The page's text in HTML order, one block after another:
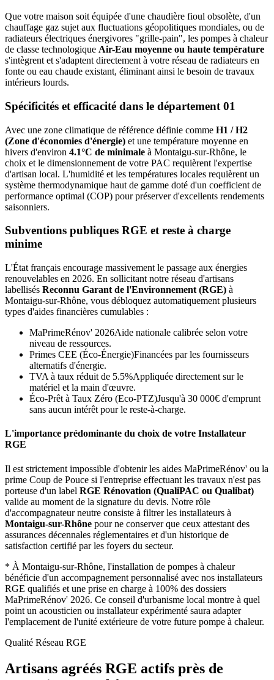
Que votre maison soit équipée d'une chaudière fioul obsolète, d'un
chauffage gaz sujet aux fluctuations géopolitiques mondiales, ou de
radiateurs électriques énergivores "grille-pain", les pompes à chaleur
de classe technologique Air-Eau moyenne ou haute température
s'intègrent et s'adaptent directement à votre réseau de radiateurs en
fonte ou eau chaude existant, éliminant ainsi le besoin de travaux
intérieurs lourds.
Spécificités et efficacité dans le département 01
Avec une zone climatique de référence définie comme H1 / H2
(Zone d'économies d'énergie) et une température moyenne en
hivers d'environ 4.1°C de minimale à Montaigu-sur-Rhône, le
choix et le dimensionnement de votre PAC requièrent l'expertise
d'artisan local. L'humidité et les températures locales requièrent un
système thermodynamique haut de gamme doté d'un coefficient de
performance optimal (COP) pour préserver d'excellents rendements
saisonniers.
Subventions publiques RGE et reste à charge
minime
L'État français encourage massivement le passage aux énergies
renouvelables en 2026. En sollicitant notre réseau d'artisans
labellisés Reconnu Garant de l'Environnement (RGE) à
Montaigu-sur-Rhône, vous débloquez automatiquement plusieurs
types d'aides financières cumulables :
MaPrimeRénov' 2026Aide nationale calibrée selon votre
niveau de ressources.
Primes CEE (Éco-Énergie)Financées par les fournisseurs
alternatifs d'énergie.
TVA à taux réduit de 5.5%Appliquée directement sur le
matériel et la main d'œuvre.
Éco-Prêt à Taux Zéro (Eco-PTZ)Jusqu'à 30 000€ d'emprunt
sans aucun intérêt pour le reste-à-charge.
L'importance prédominante du choix de votre Installateur
RGE
Il est strictement impossible d'obtenir les aides MaPrimeRénov' ou la
prime Coup de Pouce si l'entreprise effectuant les travaux n'est pas
porteuse d'un label RGE Rénovation (QualiPAC ou Qualibat)
valide au moment de la signature du devis. Notre rôle
d'accompagnateur neutre consiste à filtrer les installateurs à
Montaigu-sur-Rhône pour ne conserver que ceux attestant des
assurances décennales réglementaires et d'un historique de
satisfaction certifié par les foyers du secteur.
* À Montaigu-sur-Rhône, l'installation de pompes à chaleur
bénéficie d'un accompagnement personnalisé avec nos installateurs
RGE qualifiés et une prise en charge à 100% des dossiers
MaPrimeRénov' 2026. Ce conseil d'urbanisme local montre à quel
point un acousticien ou installateur expérimenté saura adapter
l'emplacement de l'unité extérieure de votre future pompe à chaleur.
Qualité Réseau RGE
Artisans agréés RGE actifs près de